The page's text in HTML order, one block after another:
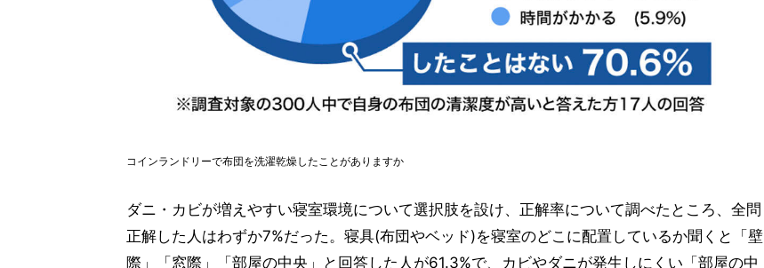
コインランドリーで布団を洗濯乾燥したことがありますか
ダニ・カビが増えやすい寝室環境について選択肢を設け、正解率について調べたところ、全問
正解した人はわずか7%だった。寝具(布団やベッド)を寝室のどこに配置しているか聞くと「壁
際」「窓際」「部屋の中央」と回答した人が61.3%で、カビやダニが発生しにくい「部屋の中